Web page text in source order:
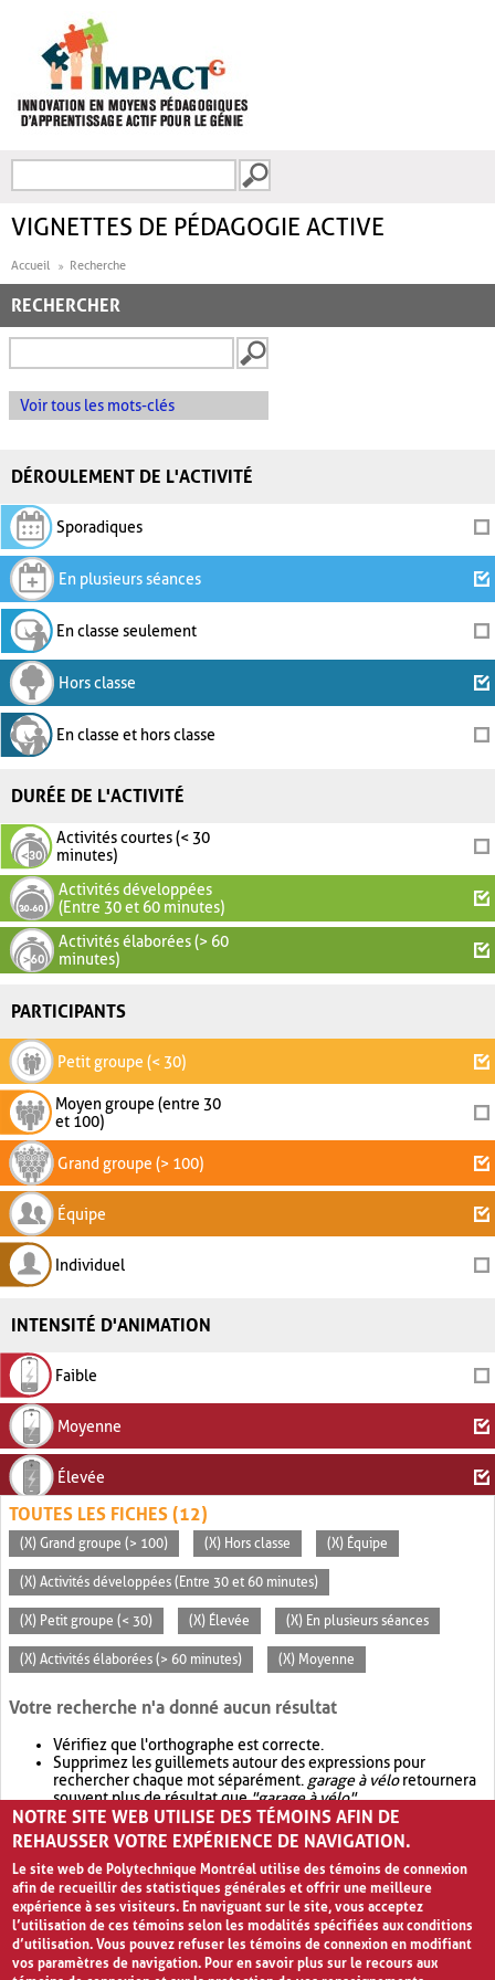
FORMULAIRE DE
VIGNETTES DE PÉDAGOGIE ACTIVE
Accueil Recherche
RECHERCHER
Voir tous les mots-clés
DÉROULEMENT DE L'ACTIVITÉ
Sporadiques
En plusieurs séances
En classe seulement
Hors classe
En classe et hors classe
DURÉE DE L'ACTIVITÉ
Activités courtes (< 30
minutes)
Activités développées
(Entre 30 et 60 minutes)
Activités élaborées (> 60
minutes)
PARTICIPANTS
Petit groupe (< 30)
Moyen groupe (entre 30
et 100)
Grand groupe (> 100)
Équipe
Individuel
INTENSITÉ D'ANIMATION
Faible
Moyenne
Élevée
TOUTES LES FICHES (12)
(X) Grand groupe (> 100) (X) Hors classe (X) Équipe
(X) Activités développées (Entre 30 et 60 minutes)
(X) Petit groupe (< 30) (X) Élevée (X) En plusieurs séances
(X) Activités élaborées (> 60 minutes) (X) Moyenne
Votre recherche n'a donné aucun résultat
Vérifiez que l'orthographe est correcte.
Supprimez les guillemets autour des expressions pour
rechercher chaque mot séparément. garage à véloretournera
souvent plus de résultat que"garage à vélo".
Envisagez d'élargir votre recherche avec OR.garage OR vélo
retournera souvent plus de résultat quegarage à vélo
NOTRE SITE WEB UTILISE DES TÉMOINS AFIN DE
REHAUSSER VOTRE EXPÉRIENCE DE NAVIGATION.
Le site web de Polytechnique Montréal utilise des témoins de connexion
afin de recueillir des statistiques générales et offrir une meilleure
expérience à ses visiteurs. En naviguant sur le site, vous acceptez
l’utilisation de ces témoins selon les modalités spécifiées aux conditions
d’utilisation. Vous pouvez refuser les témoins de connexion en modifiant
vos paramètres de navigation. Pour en savoir plus sur le recours aux